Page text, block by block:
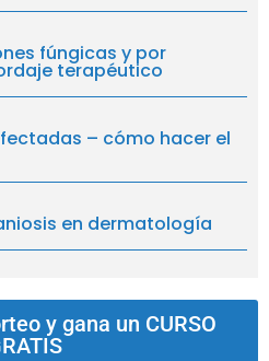
fúngicas y por
terapéutico
– cómo hacer el
en dermatología
y gana un CURSO